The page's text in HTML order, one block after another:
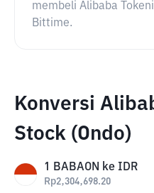
membeli Alibaba
Bittime.
Konversi
Stock (Ondo)
1 BABAON ke IDR
Rp2,304,698.20